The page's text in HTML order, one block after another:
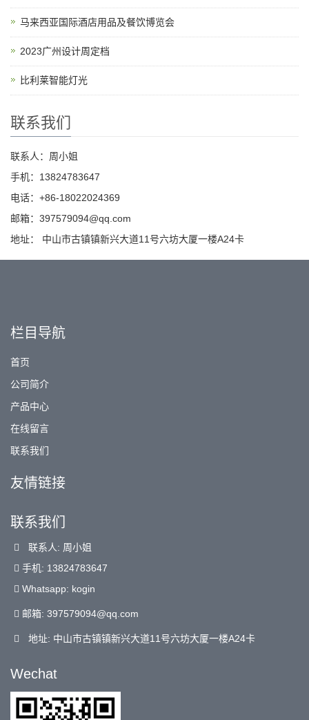
马来西亚国际酒店用品及餐饮博览会
2023广州设计周定档
比利莱智能灯光
联系我们
联系人：周小姐
手机：13824783647
电话：+86-18022024369
邮箱：397579094@qq.com
地址： 中山市古镇镇新兴大道11号六坊大厦一楼A24卡
栏目导航
首页
公司简介
产品中心
在线留言
联系我们
友情链接
联系我们
联系人: 周小姐
手机: 13824783647
Whatsapp: kogin
邮箱: 397579094@qq.com
地址: 中山市古镇镇新兴大道11号六坊大厦一楼A24卡
Wechat